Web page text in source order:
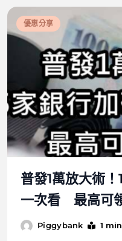
優惠分享
普發1萬放大術
一次看 最高可
Piggybank 1